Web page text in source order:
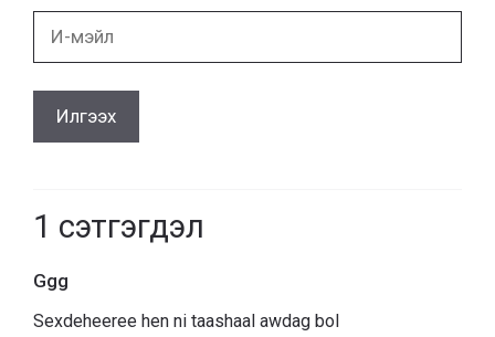
мэйл
1 сэтгэгдэл
Ggg
Sexdeheeree hen ni taashaal awdag bol